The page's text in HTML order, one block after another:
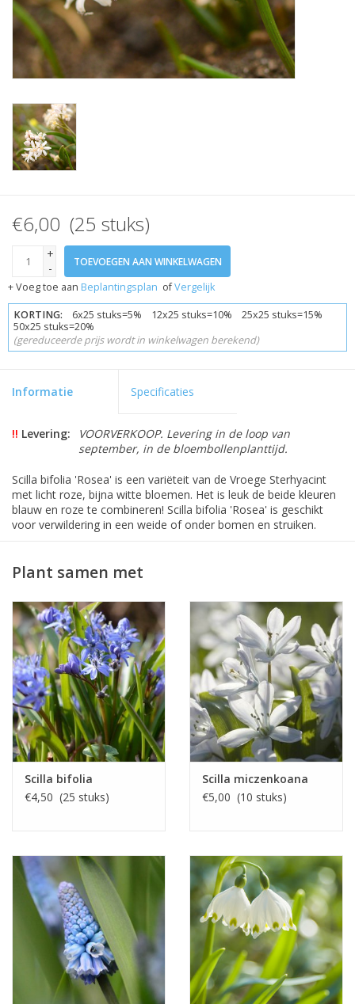
Onze tuinen!
Sterke Bollen Dagen
Nieuws
€6,00 (25 stuks)
+
-
TOEVOEGEN AAN WINKELWAGEN
+ Voeg toe aan Beplantingsplan ofVergelijk
KORTING: 6x25 stuks=5% 12x25 stuks=10% 25x25 stuks=15%
50x25 stuks=20%
(gereduceerde prijs wordt in winkelwagen berekend)
Informatie Specificaties
!! Levering:
VOORVERKOOP. Levering in de loop van
september, in de bloembollenplanttijd.
Scilla bifolia 'Rosea' is een variëteit van de Vroege Sterhyacint
met licht roze, bijna witte bloemen. Het is leuk de beide kleuren
blauw en roze te combineren! Scilla bifolia 'Rosea' is geschikt
voor verwildering in een weide of onder bomen en struiken.
Plant samen met
Scilla bifolia
€4,50 (25 stuks)
Scilla miczenkoana
€5,00 (10 stuks)